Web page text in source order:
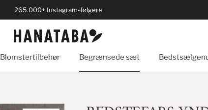
265.000+ Instagram-følgere
Blomster­tilbehør Begrænsede sæt